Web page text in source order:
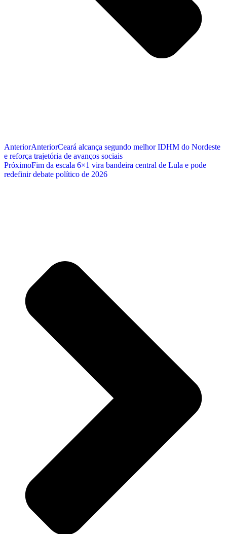
AnteriorAnteriorCeará alcança segundo melhor IDHM do Nordeste
e reforça trajetória de avanços sociais
PróximoFim da escala 6×1 vira bandeira central de Lula e pode
redefinir debate político de 2026